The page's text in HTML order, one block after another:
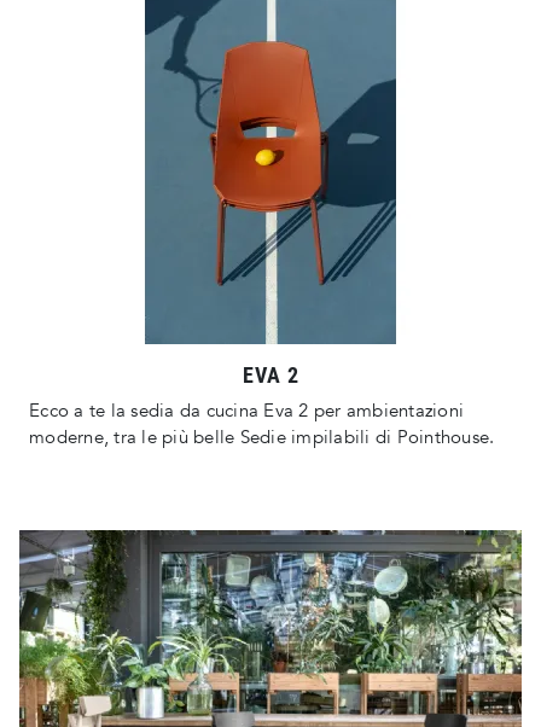
EVA 2
Ecco a te la sedia da cucina Eva 2 per ambientazioni
moderne, tra le più belle Sedie impilabili di Pointhouse.